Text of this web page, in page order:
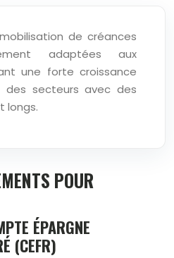
de créances
adaptées aux
une forte croissance
des secteurs avec des
longs.
POUR
ÉPARGNE
(CEFR)